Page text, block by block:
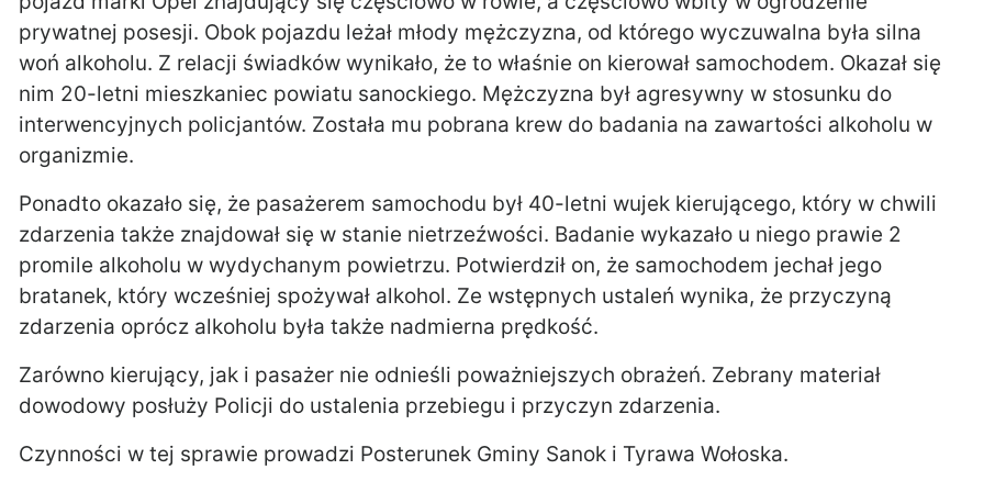
prywatnej posesji. Obok pojazdu leżał młody mężczyzna, od którego wyczuwalna była silna
woń alkoholu. Z relacji świadków wynikało, że to właśnie on kierował samochodem. Okazał się
nim 20-letni mieszkaniec powiatu sanockiego. Mężczyzna był agresywny w stosunku do
interwencyjnych policjantów. Została mu pobrana krew do badania na zawartości alkoholu w
organizmie.
Ponadto okazało się, że pasażerem samochodu był 40-letni wujek kierującego, który w chwili
zdarzenia także znajdował się w stanie nietrzeźwości. Badanie wykazało u niego prawie 2
promile alkoholu w wydychanym powietrzu. Potwierdził on, że samochodem jechał jego
bratanek, który wcześniej spożywał alkohol. Ze wstępnych ustaleń wynika, że przyczyną
zdarzenia oprócz alkoholu była także nadmierna prędkość.
Zarówno kierujący, jak i pasażer nie odnieśli poważniejszych obrażeń. Zebrany materiał
dowodowy posłuży Policji do ustalenia przebiegu i przyczyn zdarzenia.
Czynności w tej sprawie prowadzi Posterunek Gminy Sanok i Tyrawa Wołoska.